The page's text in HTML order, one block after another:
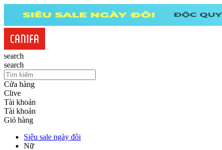
search
search
Cửa hàng
Clive
Tài khoản
Tài khoản
Giỏ hàng
Siêu sale ngày đôi
Nữ